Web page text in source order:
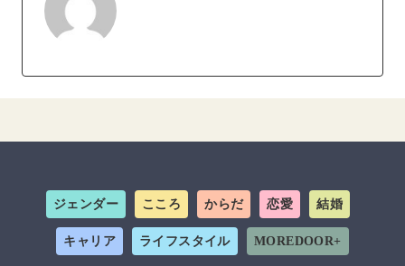
ジェンダー こころ からだ 恋愛 結婚
キャリア ライフスタイル MOREDOOR+